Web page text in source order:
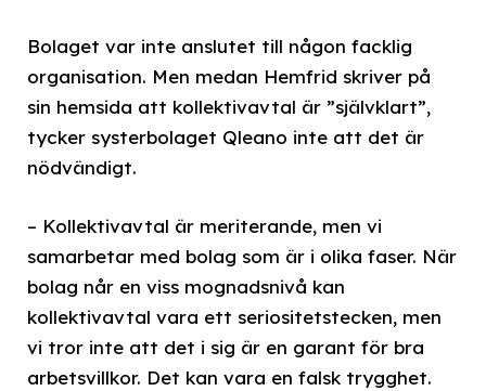
Bolaget var inte anslutet till någon facklig
organisation. Men medan Hemfrid skriver på
sin hemsida att kollektivavtal är ”självklart”,
tycker systerbolaget Qleano inte att det är
nödvändigt.
– Kollektivavtal är meriterande, men vi
samarbetar med bolag som är i olika faser. När
bolag når en viss mognadsnivå kan
kollektivavtal vara ett seriositetstecken, men
vi tror inte att det i sig är en garant för bra
arbetsvillkor. Det kan vara en falsk trygghet.